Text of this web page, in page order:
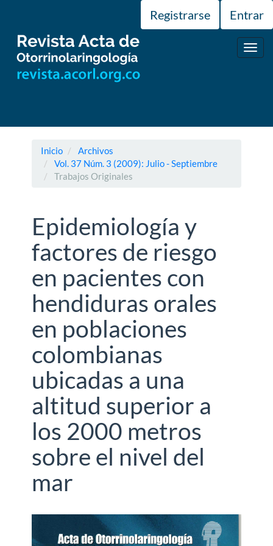
principal
Barra
lateral
Registrarse Entrar
Inicio
Archivos
Vol. 37 Núm. 3 (2009): Julio - Septiembre
Trabajos Originales
Epidemiología y
factores de riesgo
en pacientes con
hendiduras orales
en poblaciones
colombianas
ubicadas a una
altitud superior a
los 2000 metros
sobre el nivel del
mar